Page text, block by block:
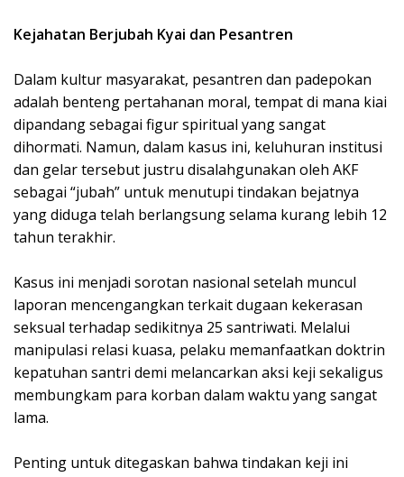
Kejahatan Berjubah Kyai dan Pesantren
Dalam kultur masyarakat, pesantren dan padepokan
adalah benteng pertahanan moral, tempat di mana kiai
dipandang sebagai figur spiritual yang sangat
dihormati. Namun, dalam kasus ini, keluhuran institusi
dan gelar tersebut justru disalahgunakan oleh AKF
sebagai “jubah” untuk menutupi tindakan bejatnya
yang diduga telah berlangsung selama kurang lebih 12
tahun terakhir.
Kasus ini menjadi sorotan nasional setelah muncul
laporan mencengangkan terkait dugaan kekerasan
seksual terhadap sedikitnya 25 santriwati. Melalui
manipulasi relasi kuasa, pelaku memanfaatkan doktrin
kepatuhan santri demi melancarkan aksi keji sekaligus
membungkam para korban dalam waktu yang sangat
lama.
Penting untuk ditegaskan bahwa tindakan keji ini